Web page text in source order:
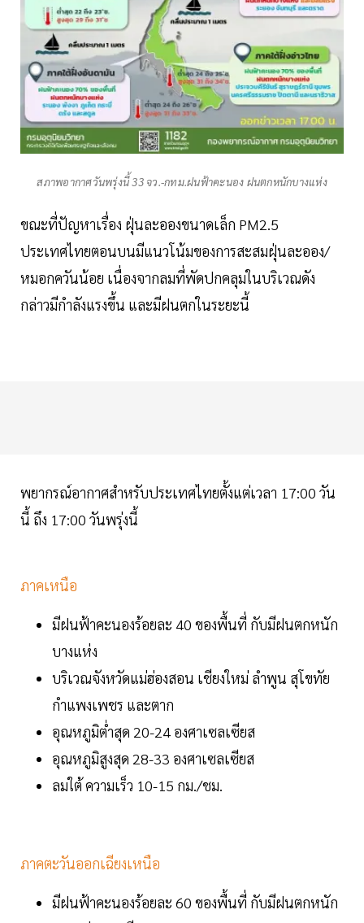
สภาพอากาศวันพรุ่งนี้ 33 จว.-กทม.ฝนฟ้าคะนอง ฝนตกหนักบางแห่ง
ขณะที่ปัญหาเรื่อง ฝุ่นละอองขนาดเล็ก PM2.5
ประเทศไทยตอนบนมีแนวโน้มของการสะสมฝุ่นละออง/
หมอกควันน้อย เนื่องจากลมที่พัดปกคลุมในบริเวณดัง
กล่าวมีกำลังแรงขึ้น และมีฝนตกในระยะนี้
พยากรณ์อากาศสำหรับประเทศไทยตั้งแต่เวลา 17:00 วัน
นี้ ถึง 17:00 วันพรุ่งนี้
ภาคเหนือ
มีฝนฟ้าคะนองร้อยละ 40 ของพื้นที่ กับมีฝนตกหนัก
บางแห่ง
บริเวณจังหวัดแม่ฮ่องสอน เชียงใหม่ ลำพูน สุโขทัย
กำแพงเพชร และตาก
อุณหภูมิต่ำสุด 20-24 องศาเซลเซียส
อุณหภูมิสูงสุด 28-33 องศาเซลเซียส
ลมใต้ ความเร็ว 10-15 กม./ชม.
ภาคตะวันออกเฉียงเหนือ
มีฝนฟ้าคะนองร้อยละ 60 ของพื้นที่ กับมีฝนตกหนัก